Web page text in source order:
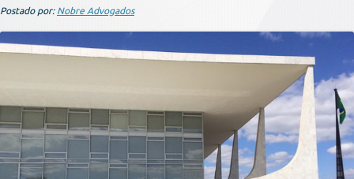
Postado por: Nobre Advogados